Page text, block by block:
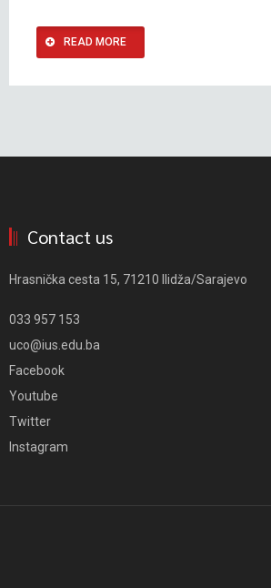
READ MORE
Contact us
Hrasnička cesta 15, 71210 Ilidža/Sarajevo
033 957 153
uco@ius.edu.ba
Facebook
Youtube
Twitter
Instagram